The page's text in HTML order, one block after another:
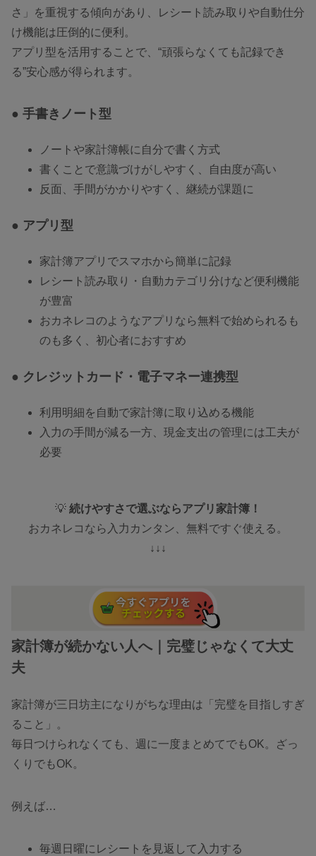
さ」を重視する傾向があり、レシート読み取りや自動仕分
け機能は圧倒的に便利。
アプリ型を活用することで、“頑張らなくても記録でき
る”安心感が得られます。
● 手書きノート型
ノートや家計簿帳に自分で書く方式
書くことで意識づけがしやすく、自由度が高い
反面、手間がかかりやすく、継続が課題に
● アプリ型
家計簿アプリでスマホから簡単に記録
レシート読み取り・自動カテゴリ分けなど便利機能
が豊富
おカネレコのようなアプリなら無料で始められるも
のも多く、初心者におすすめ
● クレジットカード・電子マネー連携型
利用明細を自動で家計簿に取り込める機能
入力の手間が減る一方、現金支出の管理には工夫が
必要
💡 続けやすさで選ぶならアプリ家計簿！
おカネレコなら入力カンタン、無料ですぐ使える。
↓↓↓
家計簿が続かない人へ｜完璧じゃなくて大丈
夫
家計簿が三日坊主になりがちな理由は「完璧を目指しすぎ
ること」。
毎日つけられなくても、週に一度まとめてでもOK。ざっ
くりでもOK。
例えば…
毎週日曜にレシートを見返して入力する